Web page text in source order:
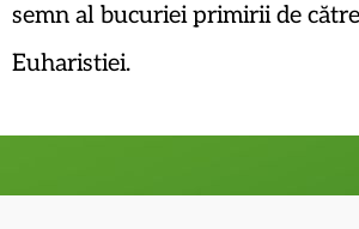
semn al bucuriei primirii de
Euharistiei.